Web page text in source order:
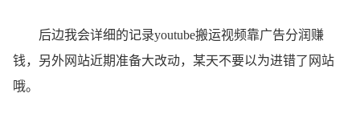
后边我会详细的记录youtube搬运视频靠广告分润赚
钱，另外网站近期准备大改动，某天不要以为进错了网站
哦。